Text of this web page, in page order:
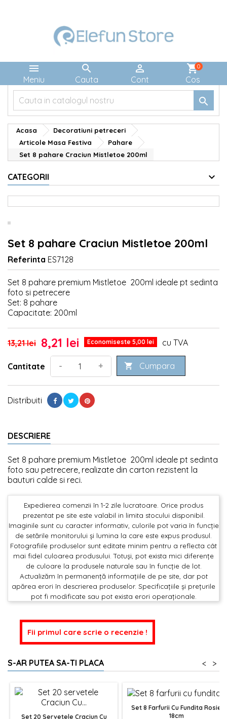

Meniu

Cauta

Cont
shopping_cart
Cos
0

Acasa
Decoratiuni petreceri
Articole Masa Festiva
Pahare
Set 8 pahare Craciun Mistletoe 200ml
CATEGORII
Set 8 pahare Craciun Mistletoe 200ml
Referinta ES7128
Set 8 pahare premium Mistletoe 200ml ideale pt sedinta
foto si petrecere
Set: 8 pahare
Capacitate: 200ml
13,21 lei 8,21 lei Economiseste 5,00 lei cu TVA
Cantitate - +  Cumpara
Distribuiti
DESCRIERE
Set 8 pahare premium Mistletoe 200ml ideale pt sedinta
foto sau petrecere, realizate din carton rezistent la
bauturi calde si reci.
Expedierea comenzii în 1-2 zile lucratoare. Orice produs
prezentat pe site este valabil in limita stocului disponibil.
Imaginile sunt cu caracter informativ, culorile pot varia în funcție
de setările monitorului și lumina la care este expus produsul.
Fotografiile produselor sunt editate minim pentru a reflecta cât
mai fidel culoarea produsului. Totuși, pot exista mici diferențe
de culoare la produsele naturale sau în funcție de lot.
Actualizăm în permanență informațiile de pe site, dar pot
apărea erori în descrierea produselor. Specificațiile și prețurile
pot fi modificate sau pot exista erori operaționale.
Fii primul care scrie o recenzie !
S-AR PUTEA SA-TI PLACA >
<
Set 20 Servetele Craciun Cu
Set 8 Farfurii Cu Fundita Rosie
18cm